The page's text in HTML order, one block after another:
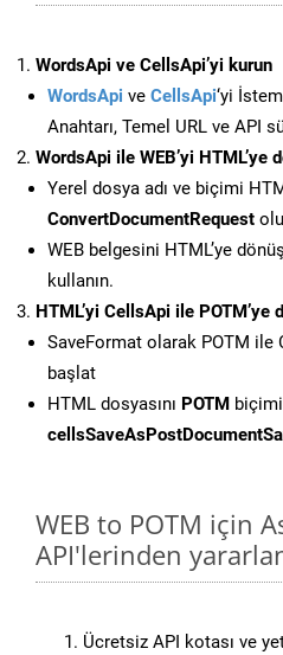
WordsApi ve CellsApi’yi kurun
WordsApi ve CellsApi‘yi
Anahtarı, Temel URL ve API
WordsApi ile WEB’yi HTML’ye
Yerel dosya adı ve biçimi
ConvertDocumentRequest
WEB belgesini HTML’ye
kullanın.
HTML’yi CellsApi ile POTM’ye
SaveFormat olarak POTM ile
başlat
HTML dosyasını POTM
WEB to POTM için
API'lerinden
Ücretsiz API kotası ve